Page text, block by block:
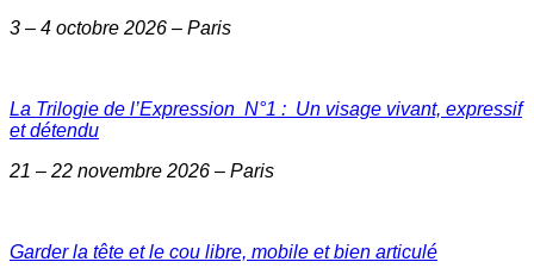
3 – 4 octobre 2026 – Paris
La Trilogie de l’Expression N°1 : Un visage vivant, expressif
et détendu
21 – 22 novembre 2026 – Paris
Garder la tête et le cou libre, mobile et bien articulé